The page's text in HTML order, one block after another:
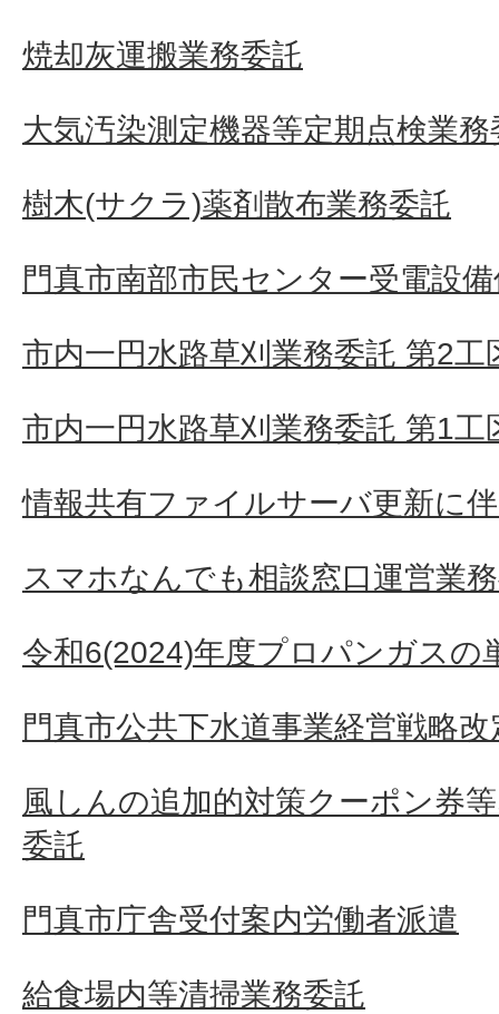
焼却灰運搬業務委託
大気汚染測定機器等定期点検業務
樹木(サクラ)薬剤散布業務委託
門真市南部市民センター受電設
市内一円水路草刈業務委託 第2工
市内一円水路草刈業務委託 第1工
情報共有ファイルサーバ更新に
スマホなんでも相談窓口運営業
令和6(2024)年度プロパンガスの
門真市公共下水道事業経営戦略
風しんの追加的対策クーポン券
委託
門真市庁舎受付案内労働者派遣
給食場内等清掃業務委託